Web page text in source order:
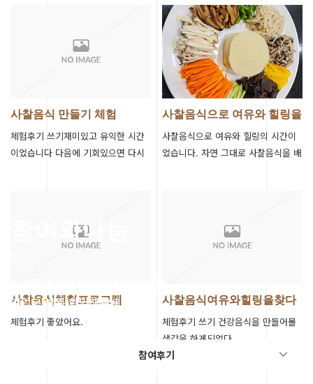
참여와나눔
리얼 리뷰를 확인해보세요.
참여후기
사찰음식 만들기 체험
체험후기 쓰기재미있고 유익한 시간
이었습니다 다음에 기회있으면 다시
사찰음식으로 여유와 힐링을
사찰음식으로 여유와 힐링의 시간이
었습니다. 자연 그대로 사찰음식을 배
사찰음식체험프로그램
체험후기 좋았어요.
사찰음식여유와힐링을찾다
체험후기 쓰기 건강음식을 만들어볼
생각을 하게되었다